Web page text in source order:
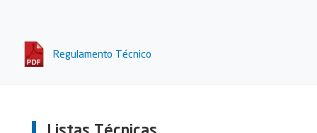
Regulamento Técnico